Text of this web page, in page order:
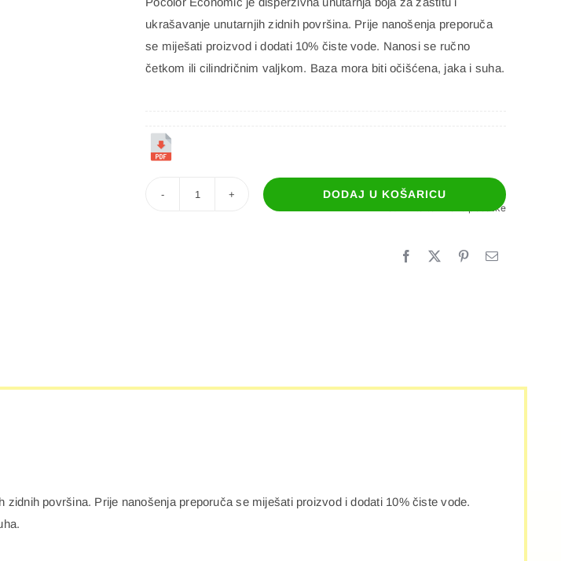
prostore. Ekonomično,
u domove, urede, škole i
učinkovitost, uštedu
od krovova do podova.
ukrašavanje unutarnjih zidnih površina. Prije nanošenja preporuča
se miješati proizvod i dodati 10% čiste vode. Nanosi se ručno
četkom ili cilindričnim valjkom. Baza mora biti očišćena, jaka i suha.
DODAJ U KOŠARICU
Preuzmite tehničke podatke
površina. Prije nanošenja preporuča se miješati proizvod i dodati 10% čiste vode.